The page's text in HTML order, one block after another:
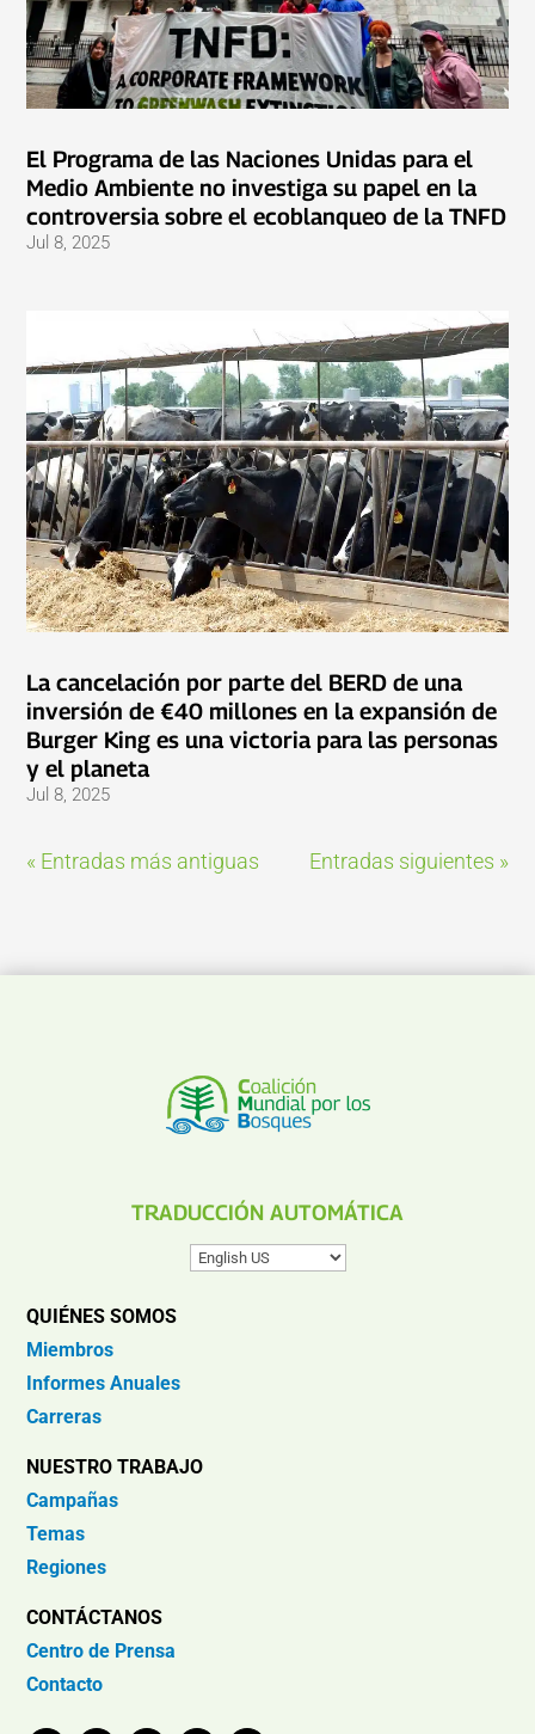
El Programa de las Naciones Unidas para el
Medio Ambiente no investiga su papel en la
controversia sobre el ecoblanqueo de la TNFD
Jul 8, 2025
La cancelación por parte del BERD de una
inversión de €40 millones en la expansión de
Burger King es una victoria para las personas
y el planeta
Jul 8, 2025
« Entradas más antiguas Entradas siguientes »
TRADUCCIÓN AUTOMÁTICA
QUIÉNES SOMOS
Miembros
Informes Anuales
Carreras
NUESTRO TRABAJO
Campañas
Temas
Regiones
CONTÁCTANOS
Centro de Prensa
Contacto